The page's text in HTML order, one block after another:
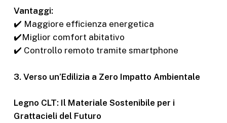
Vantaggi:
✔️ Maggiore efficienza energetica
✔️Miglior comfort abitativo
✔️ Controllo remoto tramite smartphone
3. Verso un’Edilizia a Zero Impatto Ambientale
Legno CLT: Il Materiale Sostenibile per i
Grattacieli del Futuro